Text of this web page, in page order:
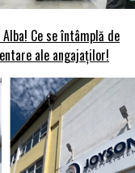
Ce se întâmplă de
ale angajaților!